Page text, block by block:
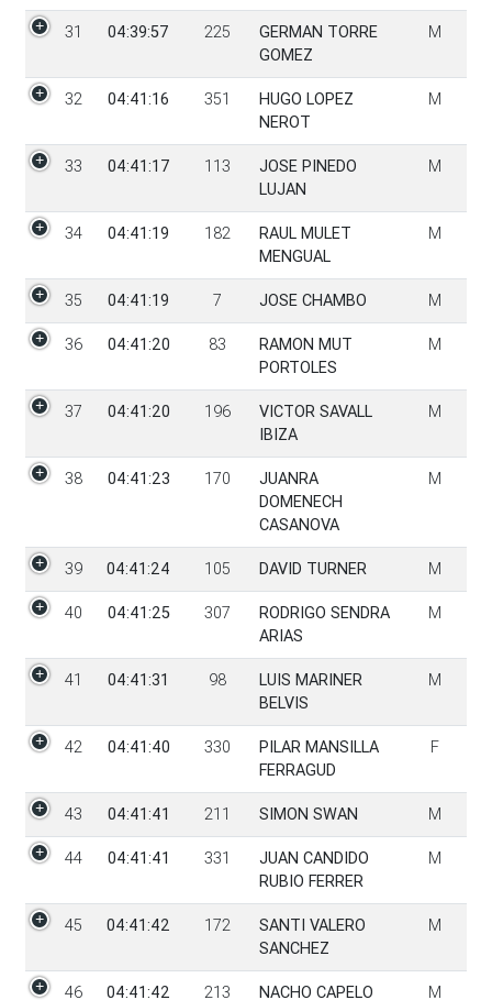
31 04:39:57 225
GERMAN TORRE
GOMEZ
M
32 04:41:16 351
HUGO LOPEZ
NEROT
M
33 04:41:17 113
JOSE PINEDO
LUJAN
M
34 04:41:19 182
RAUL MULET
MENGUAL
M
35 04:41:19 7 JOSE CHAMBO M
36 04:41:20 83
RAMON MUT
PORTOLES
M
37 04:41:20 196
VICTOR SAVALL
IBIZA
M
38 04:41:23 170
JUANRA
DOMENECH
CASANOVA
M
39 04:41:24 105 DAVID TURNER M
40 04:41:25 307
RODRIGO SENDRA
ARIAS
M
41 04:41:31 98
LUIS MARINER
BELVIS
M
42 04:41:40 330
PILAR MANSILLA
FERRAGUD
F
43 04:41:41 211 SIMON SWAN M
44 04:41:41 331
JUAN CANDIDO
RUBIO FERRER
M
45 04:41:42 172
SANTI VALERO
SANCHEZ
M
46 04:41:42 213 NACHO CAPELO M